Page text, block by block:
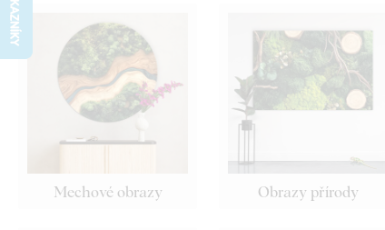
Mechové obrazy Obrazy přírody